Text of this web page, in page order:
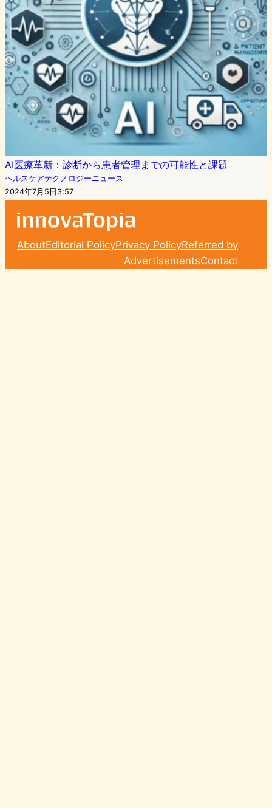
AI医療革新：診断から患者管理までの可能性と課題
ヘルスケアテクノロジーニュース
2024年7月5日3:57
AboutEditorial PolicyPrivacy PolicyReferred by
AdvertisementsContact